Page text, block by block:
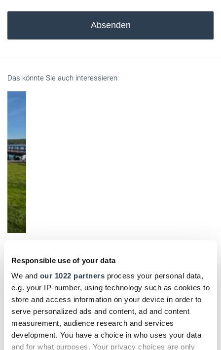
Responsible use of your data
We and our 1022 partners process your personal data,
e.g. your IP-number, using technology such as cookies to
store and access information on your device in order to
serve personalized ads and content, ad and content
measurement, audience research and services
development. You have a choice in who uses your data
and for what purposes. Your privacy choices are only
Absenden
Das könnte Sie auch interessieren:
Betriebsführung
Neue Ausbildungsordnung in der Bauwirtschaft